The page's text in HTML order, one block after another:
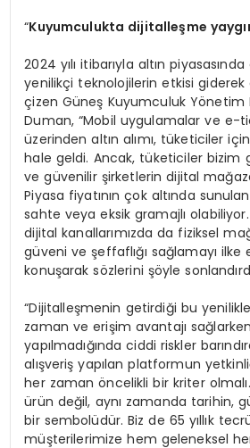
“Kuyumculukta dijitalleşme
2024 yılı itibarıyla altın
yenilikçi teknolojilerin etkisi giderek
çizen Güneş Kuyumculuk Yönetim
Duman, “Mobil uygulamalar ve e-
üzerinden altın alımı, tüketiciler
hale geldi. Ancak, tüketiciler bizim
ve güvenilir şirketlerin dijital
Piyasa fiyatının çok altında
sahte veya eksik gramajlı
dijital kanallarımızda da fiziksel
güveni ve şeffaflığı sağlamayı ilke
konuşarak sözlerini şöyle
“Dijitalleşmenin getirdiği bu
zaman ve erişim avantajı
yapılmadığında ciddi riskler
alışveriş yapılan platformun
her zaman öncelikli bir kriter
ürün değil, aynı zamanda tarihin,
bir sembolüdür. Biz de 65 yıllık
müşterilerimize hem geleneksel